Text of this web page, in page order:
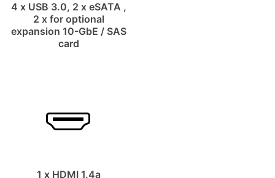
4 x USB 3.0, 2 x eSATA ,
2 x for optional
expansion 10-GbE / SAS
card
1 x HDMI 1.4a